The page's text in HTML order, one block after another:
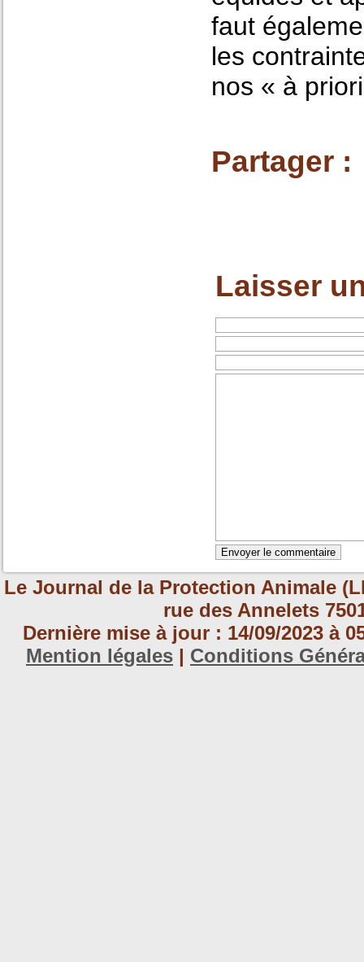
faut
les
nos « à
Partager :
Laisser
Le Journal de la Protection Animale
rue des Annelets
Dernière mise à jour : 14/09/2023 à
Mention légales | Conditions